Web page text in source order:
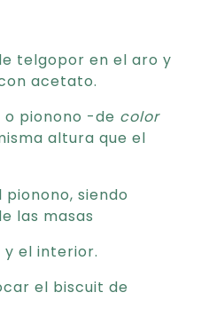
telgopor en el aro y
acetato.
pionono -de color
altura que el
siendo
las masas
el interior.
el biscuit de